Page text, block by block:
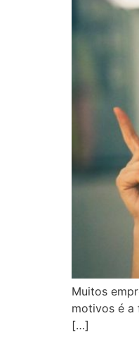
Muitos
motivos é a
[…]